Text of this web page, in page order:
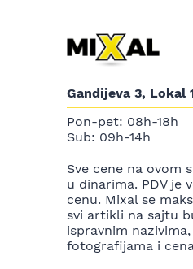
Gandijeva 3, Lokal
Pon-pet: 08h-18h
Sub: 09h-14h
Sve cene na ovom
u dinarima. PDV je
cenu. Mixal se
svi artikli na sajtu
ispravnim
fotografijama i